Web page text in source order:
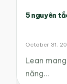
5 nguyên
October 31,
Lean
năng…